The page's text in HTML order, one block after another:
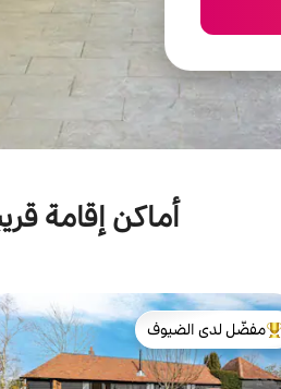
أماكن إقامة
من أبرز البيوت المفضّلة لدى الضيوف
مفضّل لدى الضيوف